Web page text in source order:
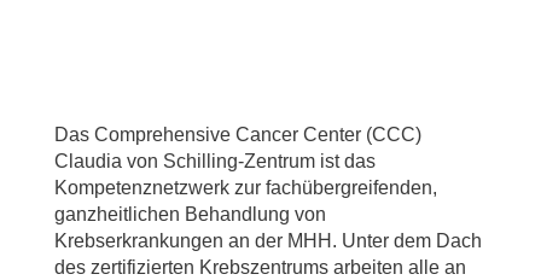
Das Comprehensive Cancer Center (CCC)
Claudia von Schilling-Zentrum ist das
Kompetenznetzwerk zur fachübergreifenden,
ganzheitlichen Behandlung von
Krebserkrankungen an der MHH. Unter dem Dach
des zertifizierten Krebszentrums arbeiten alle an